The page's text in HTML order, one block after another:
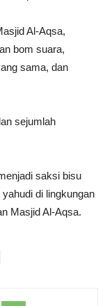
Al-Aqsa,
bom suara,
sama, dan
sejumlah
saksi bisu
di lingkungan
Masjid Al-Aqsa.